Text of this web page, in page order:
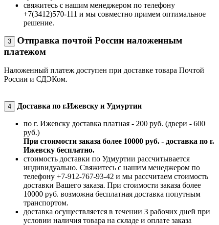
свяжитесь с нашим менеджером по телефону
+7(3412)570-111 и мы совместно примем оптимальное
решение.
3
Отправка почтой России наложенным
платежом
Наложенный платеж доступен при доставке товара Почтой
России и СДЭКом.
4 Доставка по г.Ижевску и Удмуртии
по г. Ижевску доставка платная - 200 руб. (двери - 600
руб.)
При стоимости заказа более 10000 руб. - доставка по г.
Ижевску бесплатно.
стоимость доставки по Удмуртии рассчитывается
индивидуально. Свяжитесь с нашим менеджером по
телефону +7-912-767-93-42 и мы рассчитаем стоимость
доставки Вашего заказа. При стоимости заказа более
10000 руб. возможна бесплатная доставка попутным
транспортом.
доставка осуществляется в течении 3 рабочих дней при
условии наличия товара на складе и оплате заказа